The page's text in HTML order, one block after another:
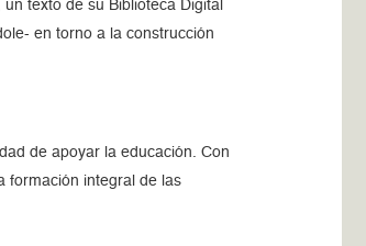
texto de su Biblioteca Digital
en torno a la construcción
de apoyar la educación. Con
formación integral de las